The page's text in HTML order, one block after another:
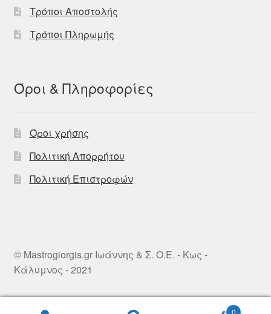
Τρόποι Αποστολής
Τρόποι Πληρωμής
Όροι & Πληροφορίες
Όροι χρήσης
Πολιτική Απορρήτου
Πολιτική Επιστροφών
© Mastrogiorgis.gr Ιωάννης & Σ. Ο.Ε. - Κως -
Κάλυμνος - 2021
0